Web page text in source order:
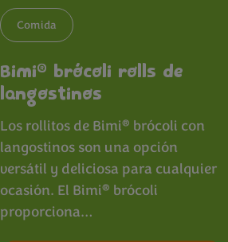
Comida
Bimi® brócoli rolls de
langostinos
Los rollitos de Bimi® brócoli con
langostinos son una opción
versátil y deliciosa para cualquier
ocasión. El Bimi® brócoli
proporciona…